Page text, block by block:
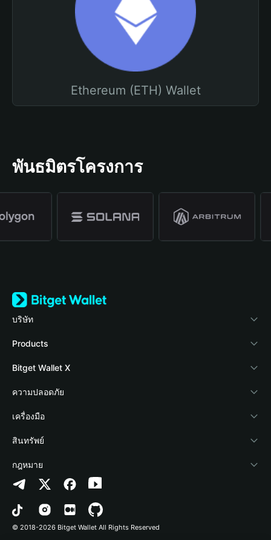
Ethereum (ETH) Wallet
พันธมิตรโครงการ
บริษัท
เกี่ยวกับ Bitget Wallet
Blog
Academy
ข่าวสารด้านคริปโต
ศูนย์ช่วยเหลือ
ติดต่อเรา
ทรัพยากรข้อมูลของแบรนด์
อาชีพ
Products
Crypto Card
Stablecoin Earn
Payfi Crypto
Crypto Swap API
Altcoin Season Index
Prediction Markets
DApp
Bitget Wallet X
นักพัฒนา
เชื่อมต่อ Wallet
Bitget Wallet Pay
ลิสต์โปรเจกต์
ความปลอดภัย
Protection Fund
เทคโนโลยีความปลอดภัย
เครื่องมือ
ซื้อคริปโต
การตรวจจับการอนุญาต
การตรวจจับสัญญา
การโอนเป็นชุด
สินทรัพย์
Arbitrum
Avalanche
Bitcoin
กฎหมาย
นโยบายความเป็นส่วนตัว
ข้อตกลงในการใช้บริการ
© 2018-2026 Bitget Wallet All Rights Reserved